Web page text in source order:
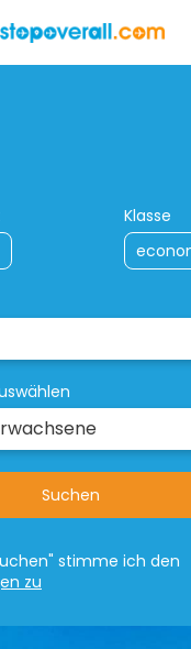
Klasse
Suchen
stimme ich den
zu